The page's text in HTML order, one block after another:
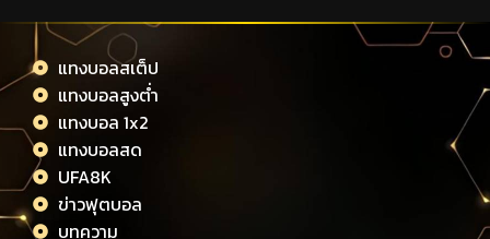
แทงบอลสเต็ป
แทงบอลสูงต่ำ
แทงบอล 1x2
แทงบอลสด
UFA8K
ข่าวฟุตบอล
บทความ